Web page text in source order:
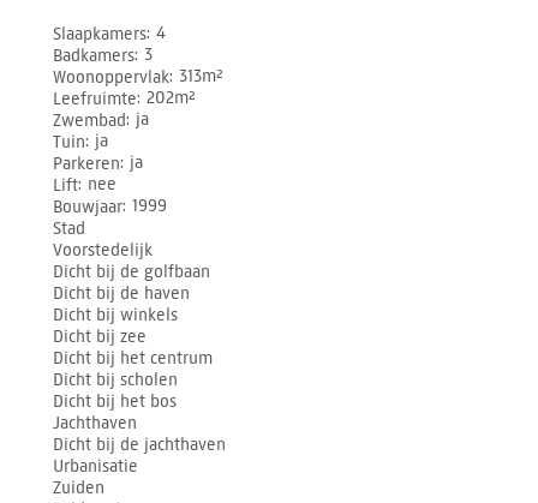
Slaapkamers 4
Badkamers 3
Woonoppervlak 313m²
Leefruimte 202m²
Zwembad ja
Tuin ja
Parkeren ja
Lift nee
Bouwjaar 1999
Stad
Voorstedelijk
Dicht bij de golfbaan
Dicht bij de haven
Dicht bij winkels
Dicht bij zee
Dicht bij het centrum
Dicht bij scholen
Dicht bij het bos
Jachthaven
Dicht bij de jachthaven
Urbanisatie
Zuiden